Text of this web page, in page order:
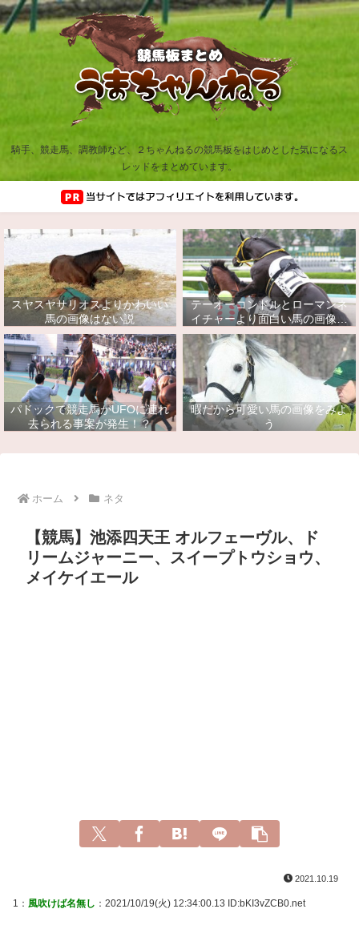
騎手、競走馬、調教師など、２ちゃんねるの競馬板をはじめとした気になるス
レッドをまとめています。
スヤスヤサリオスよりかわいい
馬の画像はない説
テーオーコンドルとローマンネ
イチャーより面白い馬の画像っ
てあるの？
パドックで競走馬がUFOに連れ
去られる事案が発生！？
暇だから可愛い馬の画像をみよ
う
ホーム ネタ
【競馬】池添四天王 オルフェーヴル、ド
リームジャーニー、スイープトウショウ、
メイケイエール
2021.10.19
1： 風吹けば名無し ：2021/10/19(火) 12:34:00.13 ID:bKI3vZCB0.net